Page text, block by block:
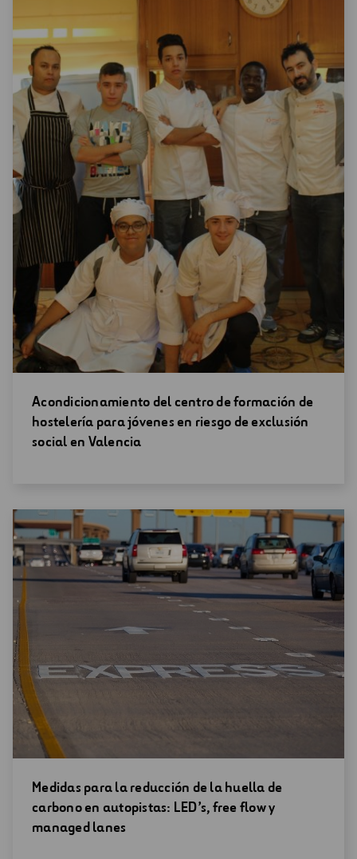
Abrir
una
nueva
Acondicionamiento del centro de formación de
hostelería para jóvenes en riesgo de exclusión
social en Valencia
Abrir
una
nueva
Medidas para la reducción de la huella de
carbono en autopistas: LED’s, free flow y
managed lanes